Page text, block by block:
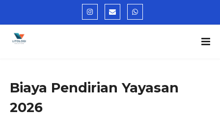
Biaya Pendirian Yayasan
2026